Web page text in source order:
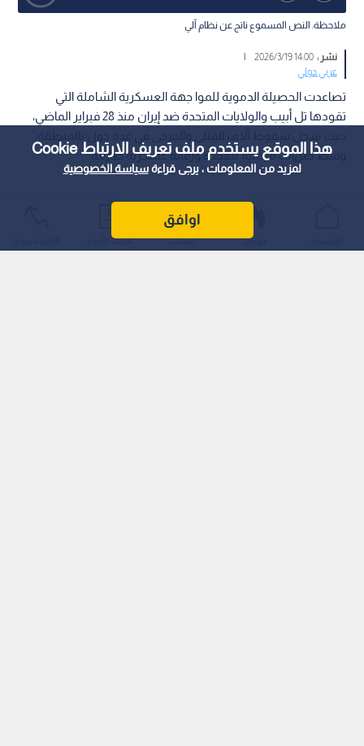
هذا الموقع يستخدم ملف تعريف الارتباط Cookie
لمزيد من المعلومات ، يرجى قراءةسياسة الخصوصية
اوافق
ملاحظة: النص المسموع ناتج عن نظام آلي
نشر :14:00 2026/3/19
|
عربي دولي
تصاعدت الحصيلة الدموية للموا جهة العسكرية الشاملة التي
تقودها تل أبيب والولايات المتحدة ضد إيران منذ 28 فبراير الماضي،
وسط ظروف ميدانية معقدة ورقابة عسكرية صارمة.
عواجل المباشر أحدث الأخبار